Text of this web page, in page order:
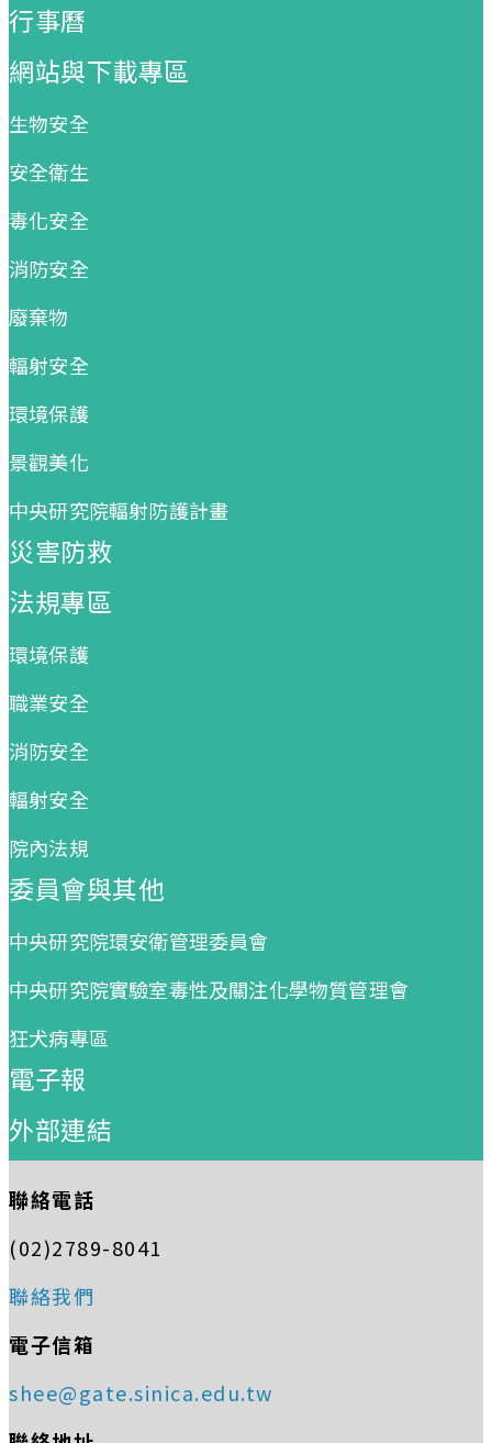
行事曆
網站與下載專區
生物安全
安全衛生
毒化安全
消防安全
廢棄物
輻射安全
環境保護
景觀美化
中央研究院輻射防護計畫
災害防救
法規專區
環境保護
職業安全
消防安全
輻射安全
院內法規
委員會與其他
中央研究院環安衛管理委員會
中央研究院實驗室毒性及關注化學物質管理會
狂犬病專區
電子報
外部連結
聯絡電話
(02)2789-8041
聯絡我們
電子信箱
shee@gate.sinica.edu.tw